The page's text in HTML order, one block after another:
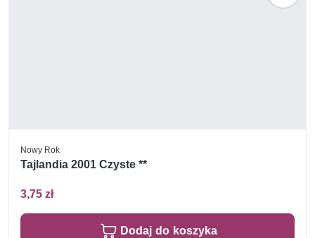
Nowy Rok
Tajlandia 2001 Czyste **
3,75 zł
Dodaj do koszyka